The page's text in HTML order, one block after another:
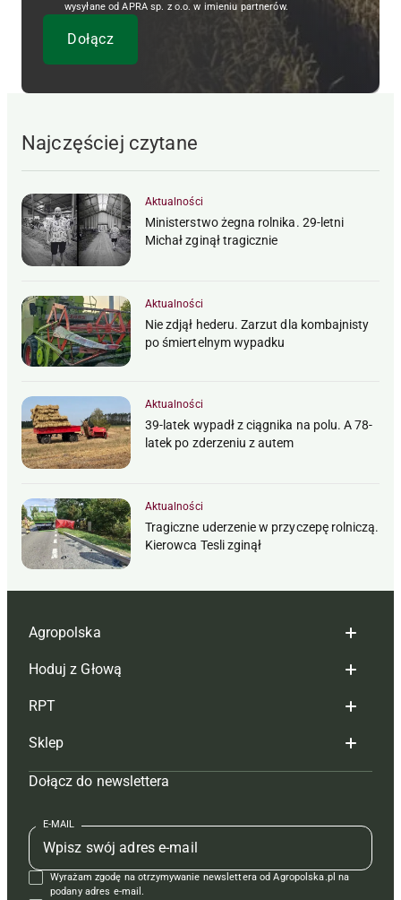
wysyłane od APRA sp. z o.o. w imieniu partnerów.
Najczęściej czytane
Aktualności
Ministerstwo żegna rolnika. 29-letni
Michał zginął tragicznie
Aktualności
Nie zdjął hederu. Zarzut dla kombajnisty
po śmiertelnym wypadku
Aktualności
39-latek wypadł z ciągnika na polu. A 78-
latek po zderzeniu z autem
Aktualności
Tragiczne uderzenie w przyczepę rolniczą.
Kierowca Tesli zginął
Agropolska
Redakcja
Reklama
Tagi
Mapa serwisu
Kontakt
Regulamin
Polityka prywatności
Hoduj z Głową
Hoduj z głową bydło
Hoduj z głową świnie
Prenumerata
Redakcja
Kontakt
Reklama
RPT
Redakcja
Prenumerata
Reklama
Kontakt
Krzyżówki
Sklep
Czasopisma i prenumerata
Książki
Regulamin
Dołącz do newslettera
E-MAIL
Wyrażam zgodę na otrzymywanie newslettera od Agropolska.pl na
podany adres e-mail.